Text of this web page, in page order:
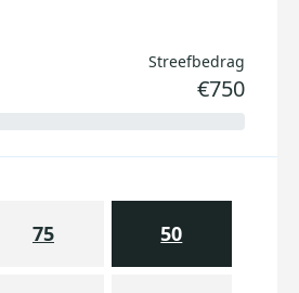
Streefbedrag
€750
75 50